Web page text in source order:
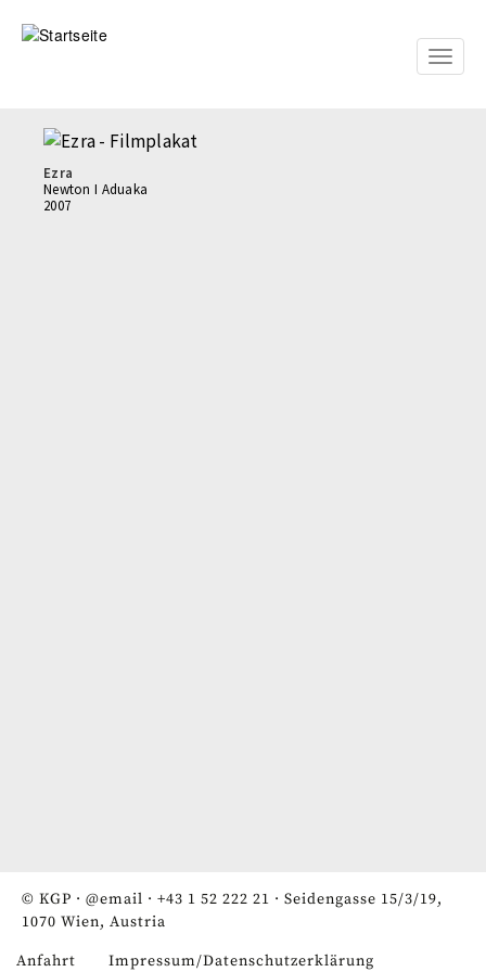
zum
Toggle
Ezra
Newton I Aduaka
2007
© KGP · @email · +43 1 52 222 21 · Seidengasse 15/3/19,
1070 Wien, Austria
Anfahrt Impressum/Datenschutzerklärung